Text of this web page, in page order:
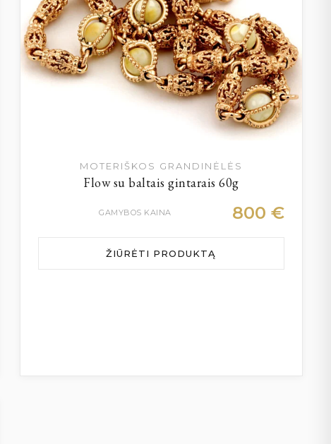
MOTERIŠKOS GRANDINĖLĖS
Flow su baltais gintarais 60g
GAMYBOS KAINA 800 €
ŽIŪRĖTI PRODUKTĄ